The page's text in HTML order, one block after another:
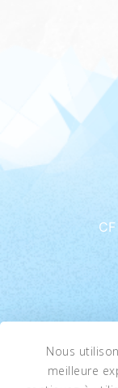
Nous
meilleure